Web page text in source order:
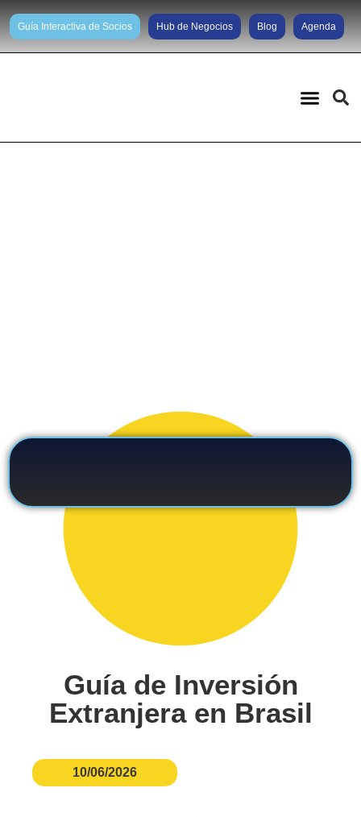
Guía Interactiva de Socios Hub de Negocios Blog Agenda
Guía de Inversión
Extranjera en Brasil
10/06/2026